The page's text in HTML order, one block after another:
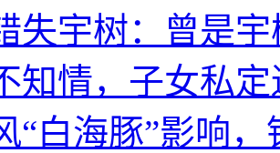
失宇树：曾是
知情，子女私
“白海豚”影响